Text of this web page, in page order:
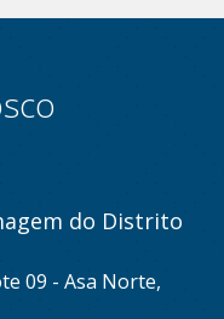
do Distrito
09 - Asa Norte,